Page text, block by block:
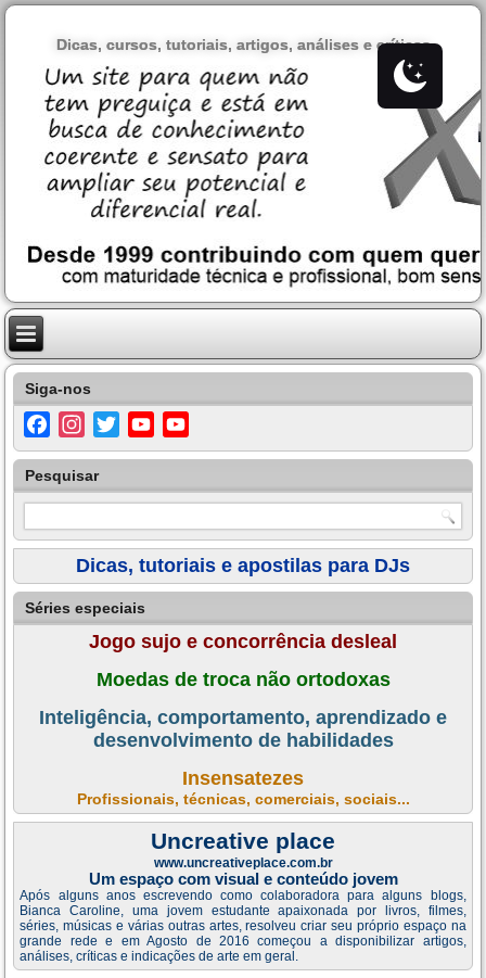
Dicas, cursos, tutoriais, artigos, análises e críticas
Siga-nos
FacebookInstagramTwitterYouTube
Channel
Pesquisar
Dicas, tutoriais e apostilas para DJs
Séries especiais
Jogo sujo e concorrência desleal
Moedas de troca não ortodoxas
Inteligência, comportamento, aprendizado e
desenvolvimento de habilidades
Insensatezes
Profissionais, técnicas, comerciais, sociais...
Uncreative place
www.uncreativeplace.com.br
Um espaço com visual e conteúdo jovem
Após alguns anos escrevendo como colaboradora para alguns blogs,
Bianca Caroline, uma jovem estudante apaixonada por livros, filmes,
séries, músicas e várias outras artes, resolveu criar seu próprio espaço na
grande rede e em Agosto de 2016 começou a disponibilizar artigos,
análises, críticas e indicações de arte em geral.